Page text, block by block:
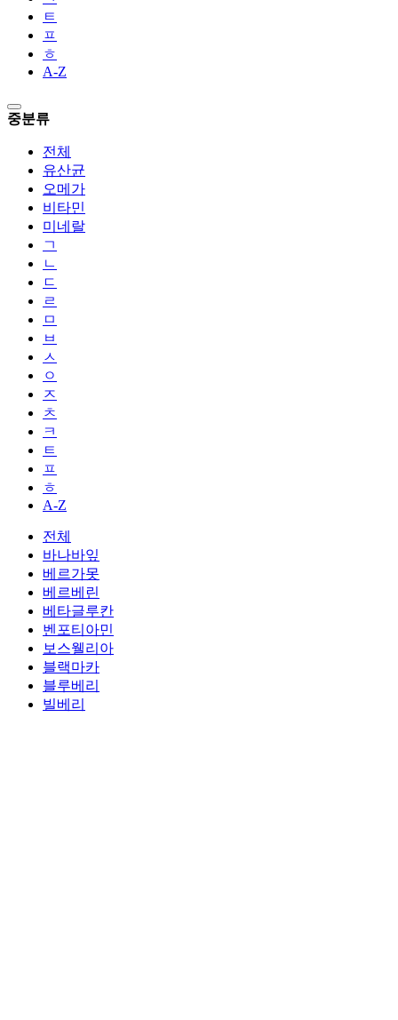
ㅌ
ㅍ
ㅎ
A-Z
중분류
전체
유산균
오메가
비타민
미네랄
ㄱ
ㄴ
ㄷ
ㄹ
ㅁ
ㅂ
ㅅ
ㅇ
ㅈ
ㅊ
ㅋ
ㅌ
ㅍ
ㅎ
A-Z
전체
바나바잎
베르가못
베르베린
베타글루칸
벤포티아민
보스웰리아
블랙마카
블루베리
빌베리